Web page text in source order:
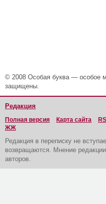
© 2008 Особая буква — особое
защищены.
Редакция
Полная версия Карта сайта
ЖЖ
Редакция в переписку не
возвращаются. Мнение
авторов.